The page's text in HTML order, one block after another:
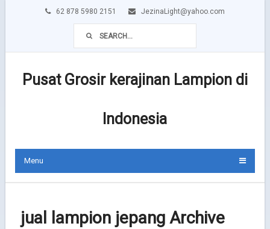
62 878 5980 2151 JezinaLight@yahoo.com
Pusat Grosir kerajinan Lampion di
Indonesia
Menu
jual lampion jepang Archive